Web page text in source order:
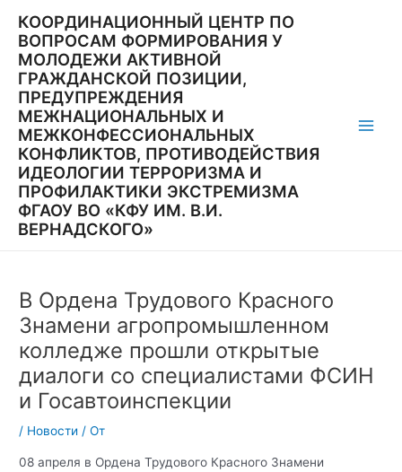
содержимому
КООРДИНАЦИОННЫЙ ЦЕНТР ПО
ВОПРОСАМ ФОРМИРОВАНИЯ У
МОЛОДЕЖИ АКТИВНОЙ
ГРАЖДАНСКОЙ ПОЗИЦИИ,
ПРЕДУПРЕЖДЕНИЯ
МЕЖНАЦИОНАЛЬНЫХ И
МЕЖКОНФЕССИОНАЛЬНЫХ
КОНФЛИКТОВ, ПРОТИВОДЕЙСТВИЯ
ИДЕОЛОГИИ ТЕРРОРИЗМА И
ПРОФИЛАКТИКИ ЭКСТРЕМИЗМА
ФГАОУ ВО «КФУ ИМ. В.И.
ВЕРНАДСКОГО»
В Ордена Трудового Красного
Знамени агропромышленном
колледже прошли открытые
диалоги со специалистами ФСИН
и Госавтоинспекции
/ Новости / От
08 апреля в Ордена Трудового Красного Знамени